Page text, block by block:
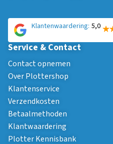
Klantenwaardering: 5,0
Service & Contact
Contact opnemen
Over Plottershop
Klantenservice
Verzendkosten
Betaalmethoden
Klantwaardering
Plotter Kennisbank